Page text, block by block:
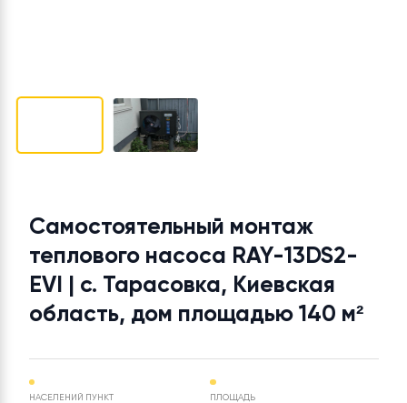
Самостоятельный монтаж
теплового насоса RAY-13DS2-
EVI | с. Тарасовка, Киевская
область, дом площадью 140 м²